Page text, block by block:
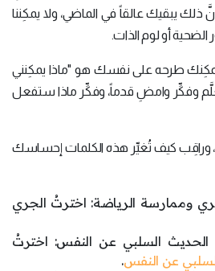
ذلك يبقيك عالقاً في الماضي، ولا يمكِننا
الضحية أو لوم الذات.
يمكِنك طرحه على نفسك هو "ماذا يمكِنني
وفكِّر وامضِ قدماً، وفكِّر ماذا ستفعل
وراقِب كيف تُغيِّر هذه الكلمات إحساسك
وممارسة الرياضة: اخترتُ الجري
السلبي عن النفس: اخترتُ
عن النفس.